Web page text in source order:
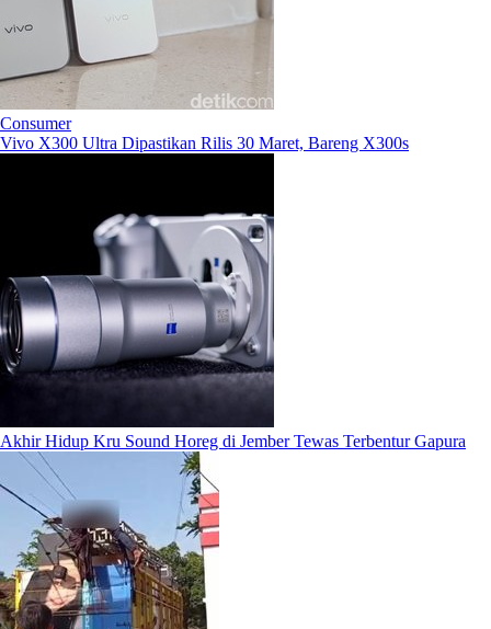
Consumer
Vivo X300 Ultra Dipastikan Rilis 30 Maret, Bareng X300s
Akhir Hidup Kru Sound Horeg di Jember Tewas Terbentur Gapura